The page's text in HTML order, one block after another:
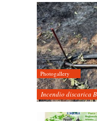
Photogallery
Incendio discarica